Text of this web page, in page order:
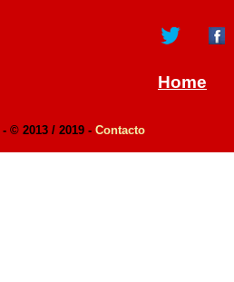
Home
- © 2013 / 2019 - Contacto